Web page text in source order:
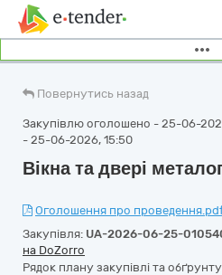
Повернутись назад
Закупівлю оголошено - 25-06-
- 25-06-2026, 15:50
Вікна та двері
Оголошення про
Закупівля: UA-2026-06-25-
на DoZorro
Рядок плану закупівлі та